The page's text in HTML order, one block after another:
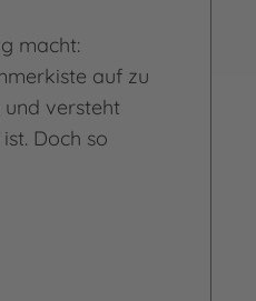
macht:
auf zu
und versteht
Doch so